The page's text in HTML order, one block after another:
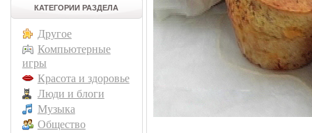
КАТЕГОРИИ РАЗДЕЛА
Другое
Компьютерные
игры
Красота и здоровье
Люди и блоги
Музыка
Общество